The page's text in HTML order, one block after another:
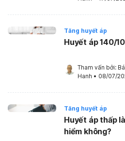
Tăng huyết áp
Huyết áp 140/
Tham vấn bởi:
Hanh • 08/07/
Tăng huyết áp
Huyết áp thấp
hiểm không?